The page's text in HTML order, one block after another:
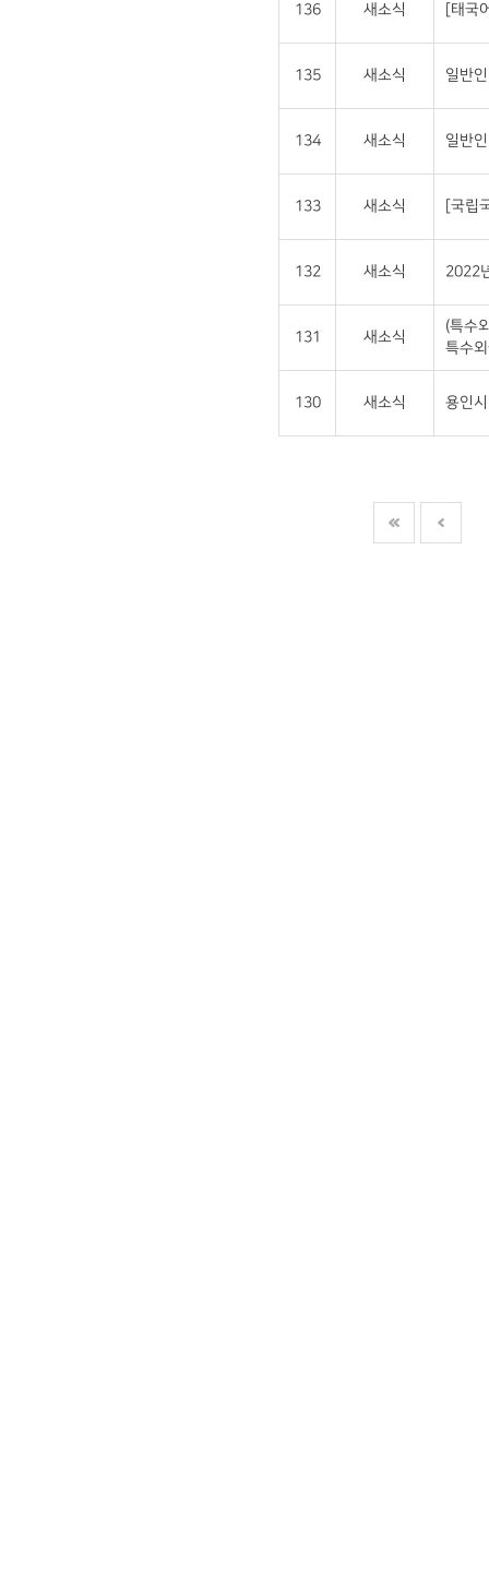
136 새소식 [태국
135 새소식 일반
134 새소식 일반
133 새소식 [국립
132 새소식 2022
131 새소식
(특수
특수
130 새소식 용인